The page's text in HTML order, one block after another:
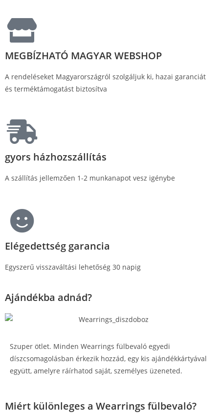
MEGBÍZHATÓ MAGYAR WEBSHOP
A rendeléseket Magyarországról szolgáljuk ki, hazai garanciát
és terméktámogatást biztosítva
gyors házhozszállítás
A szállítás jellemzően 1-2 munkanapot vesz igénybe
Elégedettség garancia
Egyszerű visszaváltási lehetőség 30 napig
Ajándékba adnád?
Szuper ötlet. Minden Wearrings fülbevaló egyedi
díszcsomagolásban érkezik hozzád, egy kis ajándékkártyával
együtt, amelyre ráírhatod saját, személyes üzeneted.
Miért különleges a Wearrings fülbevaló?